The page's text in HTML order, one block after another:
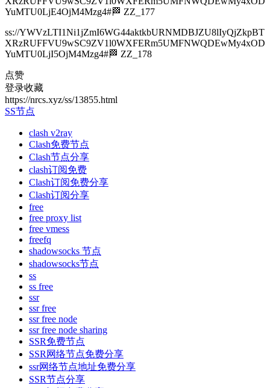
YuMTU0LjE4OjM4Mzg4#🏁 ZZ_177
ss://YWVzLTI1Ni1jZmI6WG44aktkbURNMDBJZU8lIyQjZkpBT
XRzRUFFVU9wSC9ZV1l0WXFERm5UMFNWQDEwMy4xOD
YuMTU0LjI5OjM4Mzg4#🏁 ZZ_178
点赞
登录收藏
https://nrcs.xyz/ss/13855.html
SS节点
clash v2ray
Clash免费节点
Clash节点分享
clash订阅免费
Clash订阅免费分享
Clash订阅分享
free
free proxy list
free vmess
freefq
shadowsocks 节点
shadowsocks节点
ss
ss free
ssr
ssr free
ssr free node
ssr free node sharing
SSR免费节点
SSR网络节点免费分享
ssr网络节点地址免费分享
SSR节点分享